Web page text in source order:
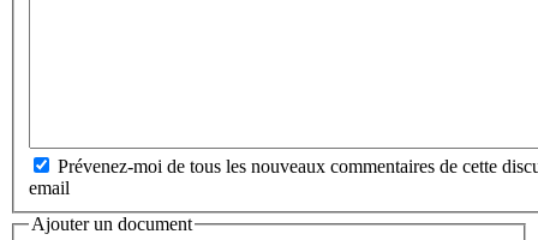
Prévenez-moi de tous les nouveaux commentaires de cette
email
Ajouter un document